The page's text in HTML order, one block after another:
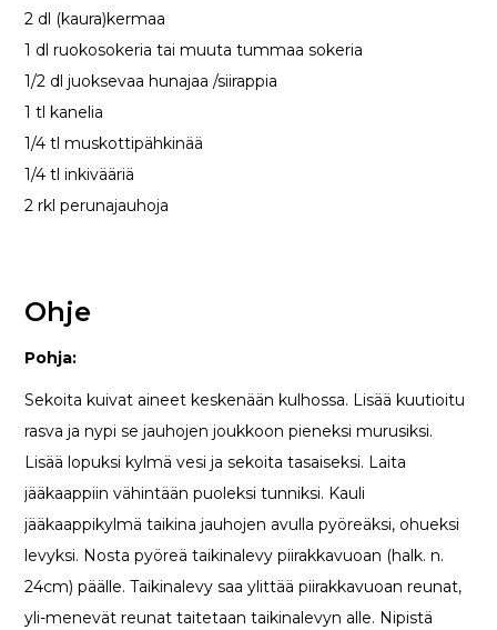
2 dl (kaura)kermaa
1 dl ruokosokeria tai muuta tummaa sokeria
1/2 dl juoksevaa hunajaa /siirappia
1 tl kanelia
1/4 tl muskottipähkinää
1/4 tl inkivääriä
2 rkl perunajauhoja
Ohje
Pohja:
Sekoita kuivat aineet keskenään kulhossa. Lisää kuutioitu
rasva ja nypi se jauhojen joukkoon pieneksi murusiksi.
Lisää lopuksi kylmä vesi ja sekoita tasaiseksi. Laita
jääkaappiin vähintään puoleksi tunniksi. Kauli
jääkaappikylmä taikina jauhojen avulla pyöreäksi, ohueksi
levyksi. Nosta pyöreä taikinalevy piirakkavuoan (halk. n.
24cm) päälle. Taikinalevy saa ylittää piirakkavuoan reunat,
yli-menevät reunat taitetaan taikinalevyn alle. Nipistä